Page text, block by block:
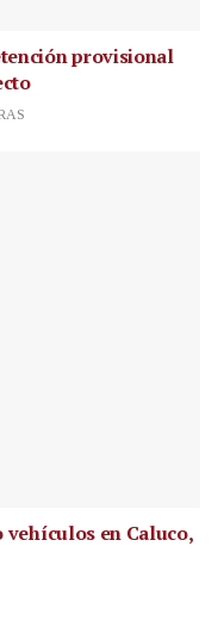
provisional
vehículos en Caluco,